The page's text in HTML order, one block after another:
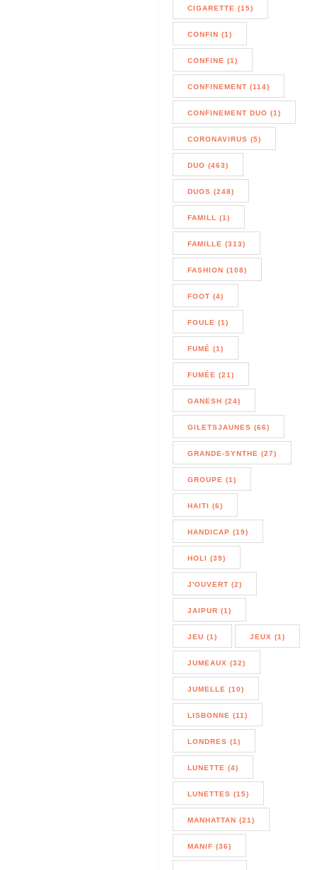
CIGARETTE (15)
CONFIN (1)
CONFINE (1)
CONFINEMENT (114)
CONFINEMENT DUO (1)
CORONAVIRUS (5)
DUO (463)
DUOS (248)
FAMILL (1)
FAMILLE (313)
FASHION (108)
FOOT (4)
FOULE (1)
FUMÉ (1)
FUMÉE (21)
GANESH (24)
GILETSJAUNES (66)
GRANDE-SYNTHE (27)
GROUPE (1)
HAITI (6)
HANDICAP (19)
HOLI (39)
J'OUVERT (2)
JAIPUR (1)
JEU (1) JEUX (1)
JUMEAUX (32)
JUMELLE (10)
LISBONNE (11)
LONDRES (1)
LUNETTE (4)
LUNETTES (15)
MANHATTAN (21)
MANIF (36)